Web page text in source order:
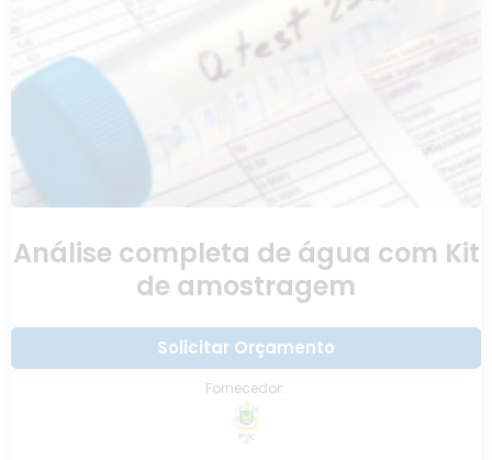
Análise completa de água com Kit
de amostragem
Solicitar Orçamento
Fornecedor: